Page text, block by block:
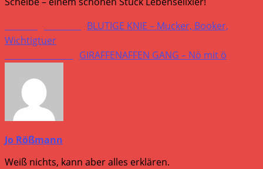
Weitere
Artikel
ansehen
BLUTIGE KNIE – Mucker, Booker,
Wichtigtuer
GIRAFFENAFFEN GANG – Nö mit ö
Jo Rößmann
Weiß nichts, kann aber alles erklären.